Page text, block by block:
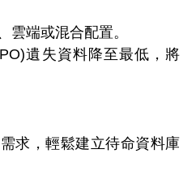
雲端或混合配置。
遺失資料降至最低，將
求，輕鬆建立待命資料庫